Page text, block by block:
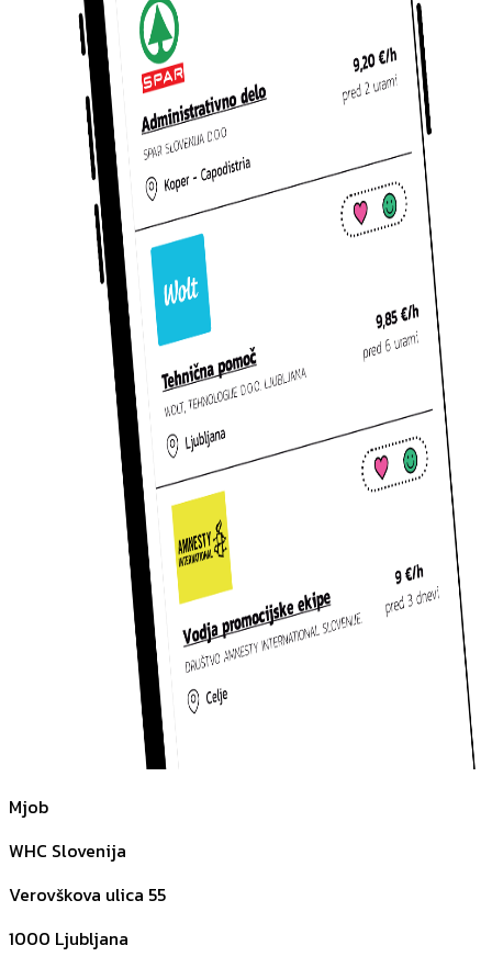
Mjob
WHC Slovenija
Verovškova ulica 55
1000 Ljubljana